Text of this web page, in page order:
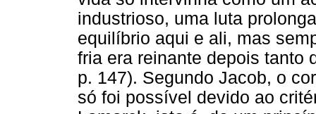
industrioso, uma luta
equilíbrio aqui e ali, mas
fria era reinante depois tanto
p. 147). Segundo Jacob, o
só foi possível devido ao